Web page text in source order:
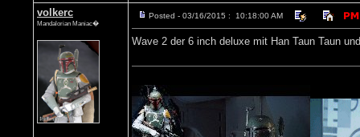
volkerc
Mandalorian Maniac�
Posted - 03/16/2015 : 10:18:00 AM
Wave 2 der 6 inch deluxe mit Han Taun Taun